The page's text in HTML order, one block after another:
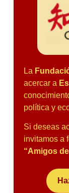
La
acercar a
política y
Si deseas
invitamos a
“Amigos